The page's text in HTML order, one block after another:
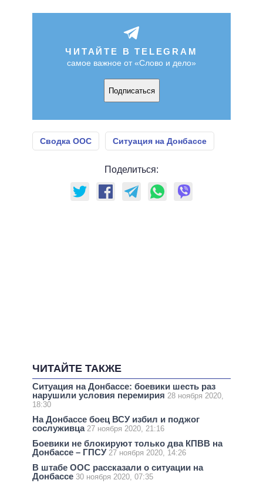
ЧИТАЙТЕ В TELEGRAM
самое важное от «Слово и дело»
Подписаться
Сводка ООС Ситуация на Донбассе
Поделиться:
ЧИТАЙТЕ ТАКЖЕ
Ситуация на Донбассе: боевики шесть раз
нарушили условия перемирия 28 ноября 2020,
18:30
На Донбассе боец ВСУ избил и поджог
сослуживца 27 ноября 2020, 21:16
Боевики не блокируют только два КПВВ на
Донбассе – ГПСУ 27 ноября 2020, 14:26
В штабе ООС рассказали о ситуации на
Донбассе 30 ноября 2020, 07:35